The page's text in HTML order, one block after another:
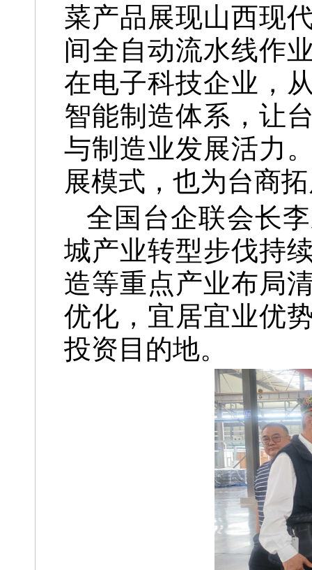
菜产品展现山西现
间全自动流水线作
在电子科技企业，
智能制造体系，让
与制造业发展活力
展模式，也为台商
全国台企联会长
城产业转型步伐持
造等重点产业布局
优化，宜居宜业优
投资目的地。